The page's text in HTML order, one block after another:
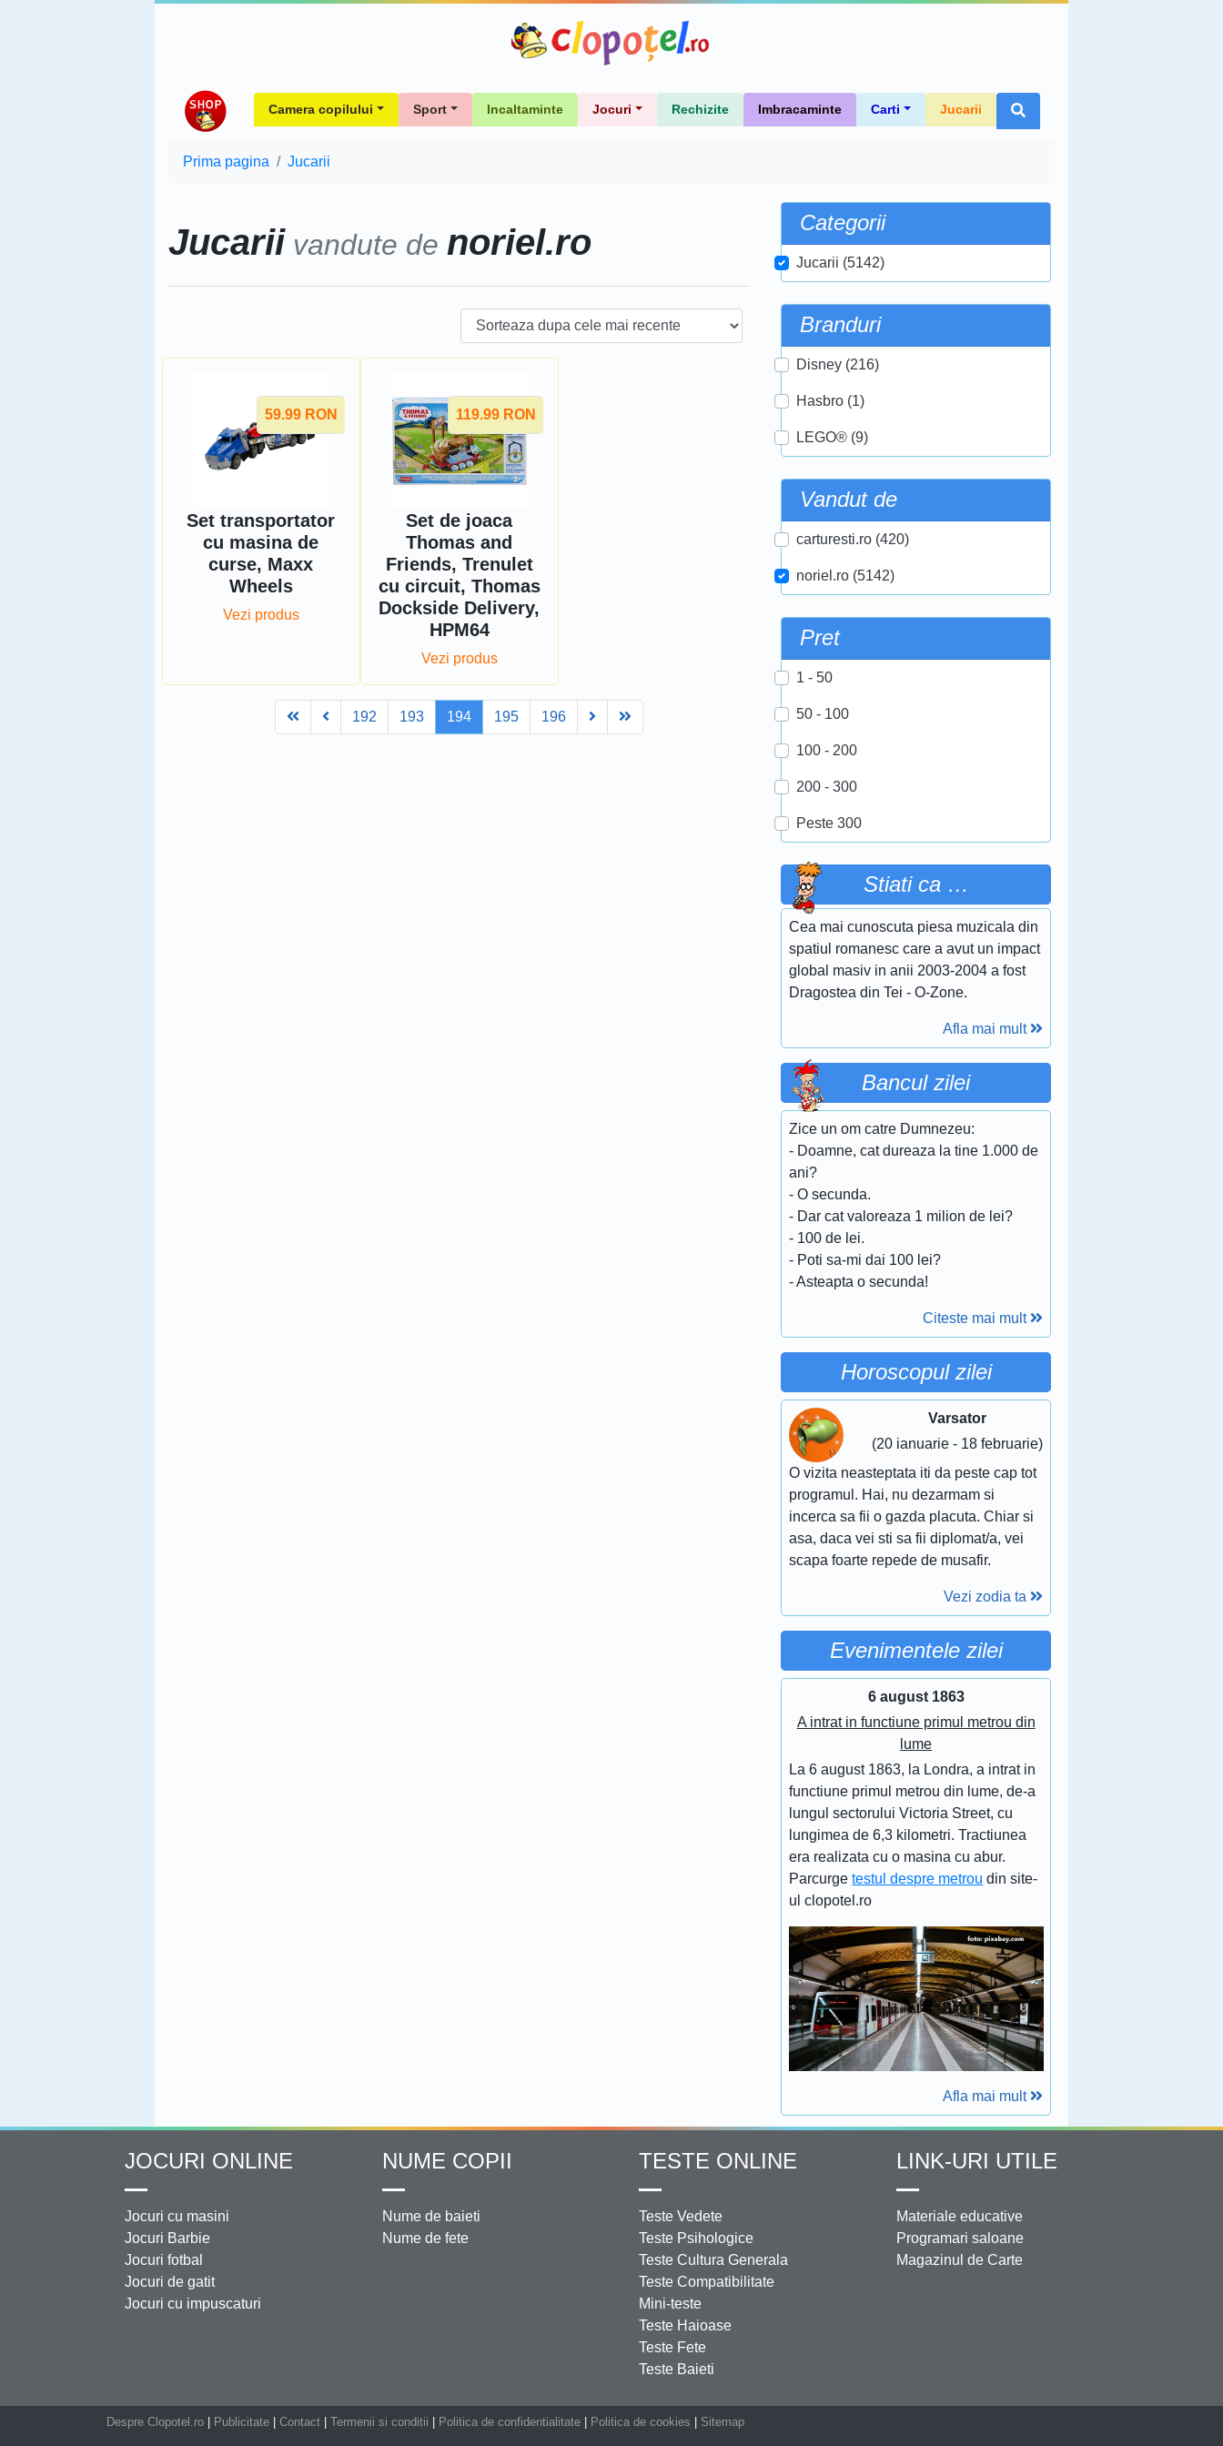
Camera copilului Sport Incaltaminte Jocuri Rechizite Imbracaminte Carti Jucarii
Prima pagina Jucarii
Jucarii vandute de noriel.ro
59.99 RON
Set transportator
cu masina de
curse, Maxx
Wheels
Vezi produs
119.99 RON
Set de joaca
Thomas and
Friends, Trenulet
cu circuit, Thomas
Dockside Delivery,
HPM64
Vezi produs
FirstPrev192 193 194 195 196 Next
Categorii
Jucarii (5142)
Branduri
Disney (216)
Hasbro (1)
LEGO® (9)
Vandut de
carturesti.ro (420)
noriel.ro (5142)
Pret
1 - 50
50 - 100
100 - 200
200 - 300
Peste 300
Stiati ca …
Cea mai cunoscuta piesa muzicala din
spatiul romanesc care a avut un impact
global masiv in anii 2003-2004 a fost
Dragostea din Tei - O-Zone.
Afla mai mult
Bancul zilei
Zice un om catre Dumnezeu:
- Doamne, cat dureaza la tine 1.000 de
ani?
- O secunda.
- Dar cat valoreaza 1 milion de lei?
- 100 de lei.
- Poti sa-mi dai 100 lei?
- Asteapta o secunda!
Citeste mai mult
Horoscopul zilei
Varsator
(20 ianuarie - 18 februarie)
O vizita neasteptata iti da peste cap tot
programul. Hai, nu dezarmam si
incerca sa fii o gazda placuta. Chiar si
asa, daca vei sti sa fii diplomat/a, vei
scapa foarte repede de musafir.
Vezi zodia ta
Evenimentele zilei
6 august 1863
A intrat in functiune primul metrou din
lume
La 6 august 1863, la Londra, a intrat in
functiune primul metrou din lume, de-a
lungul sectorului Victoria Street, cu
lungimea de 6,3 kilometri. Tractiunea
era realizata cu o masina cu abur.
Parcurgetestul despre metrou din site-
ul clopotel.ro
Afla mai mult
JOCURI ONLINE
Jocuri cu masini
Jocuri Barbie
Jocuri fotbal
Jocuri de gatit
Jocuri cu impuscaturi
NUME COPII
Nume de baieti
Nume de fete
TESTE ONLINE
Teste Vedete
Teste Psihologice
Teste Cultura Generala
Teste Compatibilitate
Mini-teste
Teste Haioase
Teste Fete
Teste Baieti
LINK-URI UTILE
Materiale educative
Programari saloane
Magazinul de Carte
Despre Clopotel.ro Publicitate Contact Termenii si conditii Politica de confidentialitate Politica de cookies Sitemap